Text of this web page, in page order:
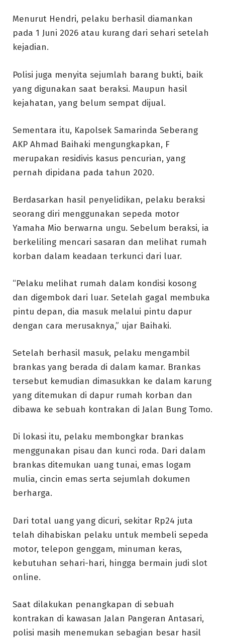
Menurut Hendri, pelaku berhasil diamankan
pada 1 Juni 2026 atau kurang dari sehari setelah
kejadian.
Polisi juga menyita sejumlah barang bukti, baik
yang digunakan saat beraksi. Maupun hasil
kejahatan, yang belum sempat dijual.
Sementara itu, Kapolsek Samarinda Seberang
AKP Ahmad Baihaki mengungkapkan, F
merupakan residivis kasus pencurian, yang
pernah dipidana pada tahun 2020.
Berdasarkan hasil penyelidikan, pelaku beraksi
seorang diri menggunakan sepeda motor
Yamaha Mio berwarna ungu. Sebelum beraksi, ia
berkeliling mencari sasaran dan melihat rumah
korban dalam keadaan terkunci dari luar.
“Pelaku melihat rumah dalam kondisi kosong
dan digembok dari luar. Setelah gagal membuka
pintu depan, dia masuk melalui pintu dapur
dengan cara merusaknya,” ujar Baihaki.
Setelah berhasil masuk, pelaku mengambil
brankas yang berada di dalam kamar. Brankas
tersebut kemudian dimasukkan ke dalam karung
yang ditemukan di dapur rumah korban dan
dibawa ke sebuah kontrakan di Jalan Bung Tomo.
Di lokasi itu, pelaku membongkar brankas
menggunakan pisau dan kunci roda. Dari dalam
brankas ditemukan uang tunai, emas logam
mulia, cincin emas serta sejumlah dokumen
berharga.
Dari total uang yang dicuri, sekitar Rp24 juta
telah dihabiskan pelaku untuk membeli sepeda
motor, telepon genggam, minuman keras,
kebutuhan sehari-hari, hingga bermain judi slot
online.
Saat dilakukan penangkapan di sebuah
kontrakan di kawasan Jalan Pangeran Antasari,
polisi masih menemukan sebagian besar hasil